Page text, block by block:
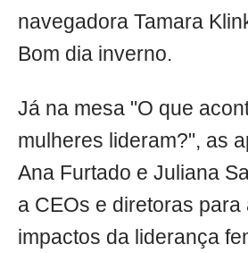
navegadora Tamara
Bom dia inverno.
Já na mesa "O que
mulheres lideram?", as
Ana Furtado e Juliana
a CEOs e diretoras para
impactos da liderança